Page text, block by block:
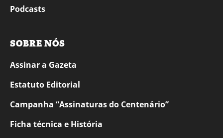
Podcasts
SOBRE NÓS
Assinar a Gazeta
Estatuto Editorial
Campanha “Assinaturas do Centenário”
Ficha técnica e História